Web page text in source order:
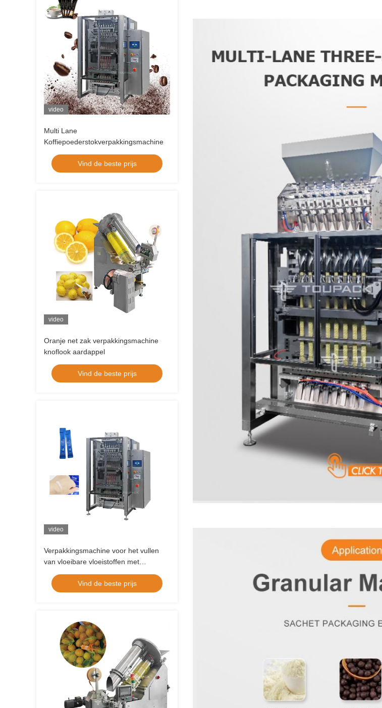
video
Multi Lane
Koffiepoederstokverpakkingsmachine
Vind de beste prijs
video
Oranje net zak verpakkingsmachine
knoflook aardappel
Vind de beste prijs
video
Verpakkingsmachine voor het vullen
van vloeibare vloeistoffen met
meerdere rijstroken
Vind de beste prijs